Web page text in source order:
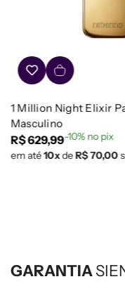
1 Million Night Elixir
Masculino
Preço
regular
R$ 629,99-10% no pix
em até10xdeR$ 70,00
GARANTIA